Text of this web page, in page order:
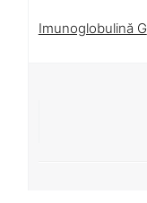
Imunoglobulină G